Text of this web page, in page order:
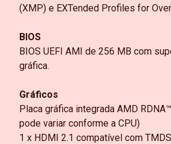
(XMP) e EXTended Profiles for
BIOS
BIOS UEFI AMI de 256 MB com
gráfica.
Gráficos
Placa gráfica integrada AMD
pode variar conforme a CPU)
1 x HDMI 2.1 compatível com